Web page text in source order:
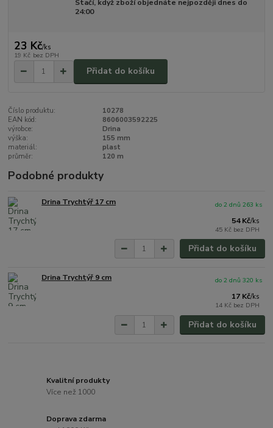
Stačí, když zboží objednáte nejpozději dnes do
24:00
23 Kč/ks
19 Kč bez DPH
Přidat do košíku
Číslo produktu:
10278
EAN kód:
8606003592225
výrobce:
Drina
výška:
155 mm
materiál:
plast
průměr:
120 m
Podobné produkty
Drina Trychtýř 17 cm
54 Kč/ks
45 Kč bez DPH
do 2 dnů 263 ks
Přidat do košíku
Drina Trychtýř 9 cm
17 Kč/ks
14 Kč bez DPH
do 2 dnů 320 ks
Přidat do košíku
Kvalitní produkty
Více než 1000
Doprava zdarma